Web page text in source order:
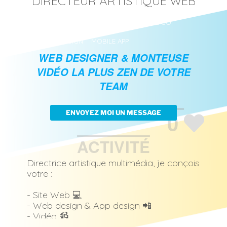
LOGO
MOTION DESIGN MOBILE APP
WEB DESIGNER & MONTEUSE
VIDÉO LA PLUS ZEN DE VOTRE
TEAM
0
ENVOYEZ MOI UN MESSAGE
ACTIVITÉ
Directrice artistique multimédia, je conçois
votre :
- Site Web 💻
- Web design & App design 📲
- Vidéo 📹